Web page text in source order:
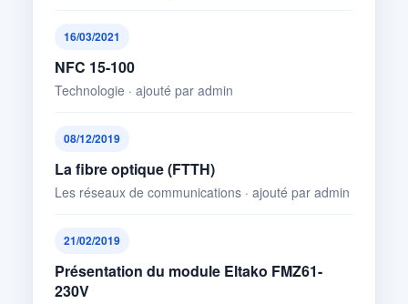
16/03/2021
NFC 15-100
Technologie · ajouté par admin
08/12/2019
La fibre optique (FTTH)
Les réseaux de communications · ajouté par admin
21/02/2019
Présentation du module Eltako FMZ61-
230V